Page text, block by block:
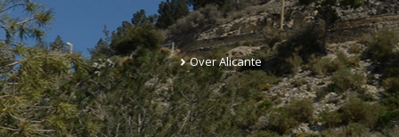
Over Alicante